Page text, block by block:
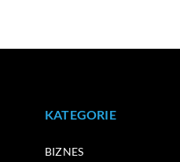
KATEGORIE
BIZNES